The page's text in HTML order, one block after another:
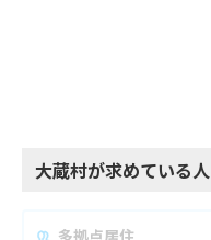
大蔵村が求めている人
多拠点居住